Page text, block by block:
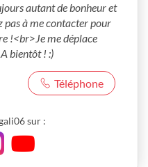
autant de bonheur et
à me contacter pour
!<br>Je me déplace
bientôt ! :)
Téléphone
sur :